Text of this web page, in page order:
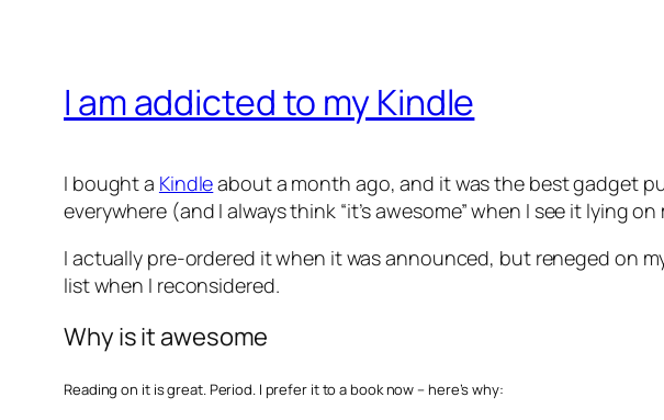
I am addicted to my Kindle
I bought a Kindleabout a month ago, and it was the best gadget
everywhere (and I always think “it’s awesome” when I see it lying on
I actually pre-ordered it when it was announced, but reneged on
list when I reconsidered.
Why is it awesome
Reading on it is great. Period. I prefer it to a book now – here’s why: